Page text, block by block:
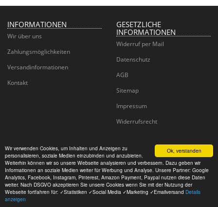
Ok, verstanden
Wir verwenden Cookies, um Inhalten und Anzeigen zu
personalisieren, soziale Medien einzubinden und anzubieten.
Weiterhin können wir so unsere Webseite analysieren und verbessern. Dazu geben wir
Informationen an soziale Medien weiter für Werbung und Analyse. Unsere Partner: Google
Analytics, Facebook, Instagram, Pinterest, Amazon Payment, Paypal nutzen diese Daten
weiter. Nach DSGVO akzeptieren Sie unsere Cookies wenn Sie mit der Nutzung der
Webseite fortfahren für: ✓Statistiken ✓Social Media ✓Marketing ✓Emailversand Details
anzeigen
INFORMATIONEN
Wir über uns
Zahlungsmöglichkeiten
Versandinformationen
Kontakt
GESETZLICHE
INFORMATIONEN
Widerruf per Mail
Datenschutz
AGB
Sitemap
Impressum
Widerrufsrecht
Juwelier Goldhaus
© CM Wedding GmbH
Powered byJTL-Shop